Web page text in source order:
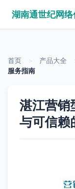
首页 产品大全
服务指南
湛江营销
与可信赖